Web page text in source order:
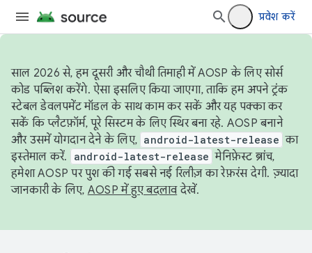
प्रवेश करें
साल 2026 से, हम दूसरी और चौथी तिमाही में AOSP के लिए सोर्स
कोड पब्लिश करेंगे. ऐसा इसलिए किया जाएगा, ताकि हम अपने ट्रंक
स्टेबल डेवलपमेंट मॉडल के साथ काम कर सकें और यह पक्का कर
सकें कि प्लैटफ़ॉर्म, पूरे सिस्टम के लिए स्थिर बना रहे. AOSP बनाने
और उसमें योगदान देने के लिए, android-latest-release का
इस्तेमाल करें.
android-latest-release मेनिफ़ेस्ट ब्रांच,
हमेशा AOSP पर पुश की गई सबसे नई रिलीज़ का रेफ़रंस देगी. ज़्यादा
जानकारी के लिए, AOSP में हुए बदलावदेखें.